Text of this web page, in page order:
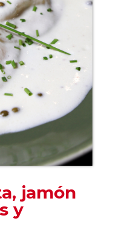
jamón
y